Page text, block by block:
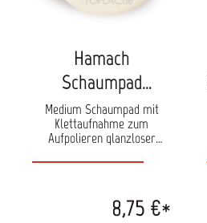
Hamach
Schaumpad
medium 150 mm
Medium Schaumpad mit
Klettaufnahme zum
Aufpolieren glanzloser
Verabeiten von EMM
Durchmesser: 150 mm
Passend für die8,75 €*